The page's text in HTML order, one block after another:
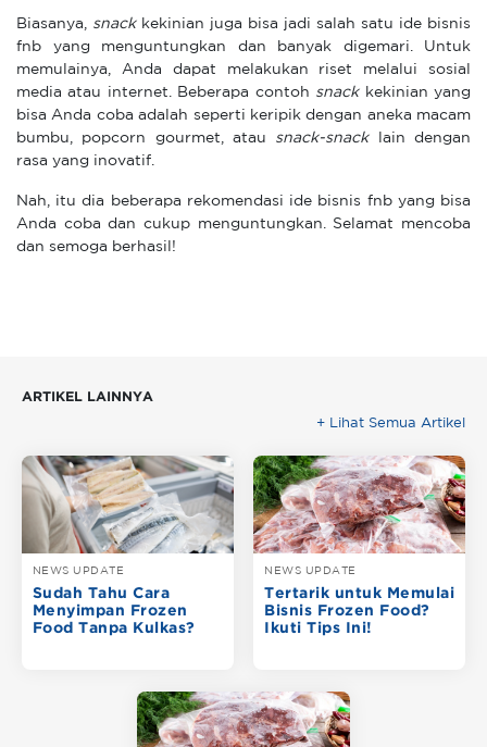
Biasanya, snack kekinian juga bisa jadi salah satu ide bisnis
fnb yang menguntungkan dan banyak digemari. Untuk
memulainya, Anda dapat melakukan riset melalui sosial
media atau internet. Beberapa contoh snackkekinian yang
bisa Anda coba adalah seperti keripik dengan aneka macam
bumbu, popcorn gourmet, atau snack-snack
lain dengan
rasa yang inovatif.
Nah, itu dia beberapa rekomendasi ide bisnis fnb yang bisa
Anda coba dan cukup menguntungkan. Selamat mencoba
dan semoga berhasil!
ARTIKEL LAINNYA
+ Lihat Semua Artikel
NEWS UPDATE
Sudah Tahu Cara
Menyimpan Frozen
Food Tanpa Kulkas?
NEWS UPDATE
Tertarik untuk Memulai
Bisnis Frozen Food?
Ikuti Tips Ini!